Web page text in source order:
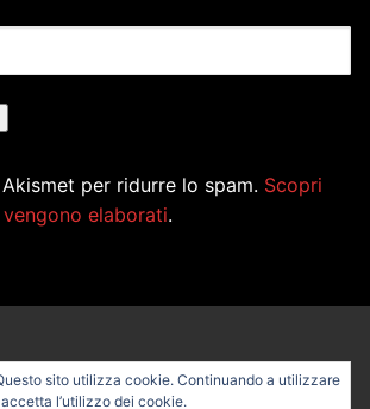
per ridurre lo spam. Scopri
elaborati.
sito utilizza cookie. Continuando a utilizzare
l’utilizzo dei cookie.